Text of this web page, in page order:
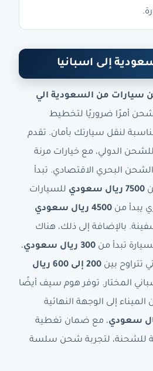
إلى اسبانيا
من السعودية الي
أمرًا ضروريًا لتخطيط
لنقل سيارتك بأمان. تقدم
الدولي، مع خيارات مرنة
البحري الاقتصادي. تبدأ
7500 ريال سعودي
للسيارات
يبدأ من 4500 ريال سعودي
بالإضافة إلى ذلك، هناك
تبدأ من 300 ريال سعودي
،
تتراوح بين
200 إلى 600 ريال
المختار. توفر هوم سيف أيضًا
إلى الوجهة النهائية
، مع ضمان تغطية
للشحنة، لتجربة شحن سلسة